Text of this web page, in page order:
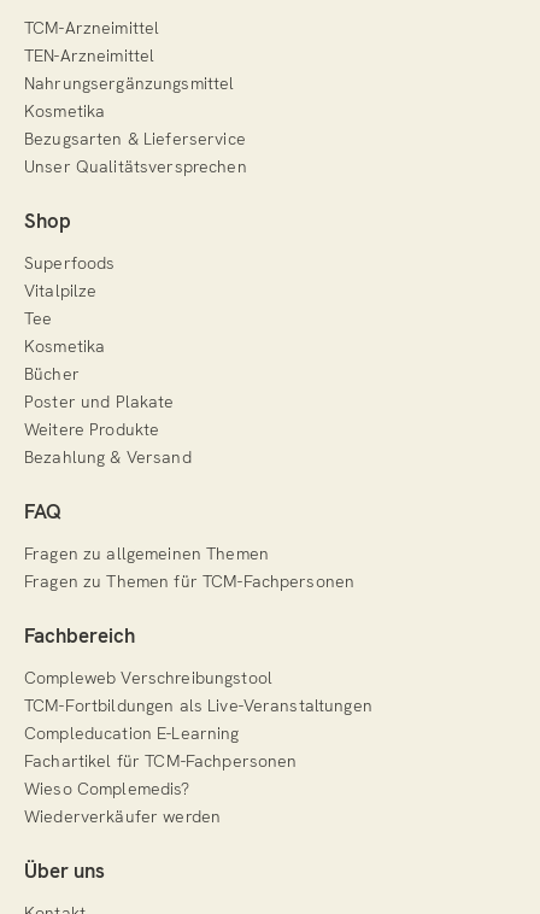
TCM-Arzneimittel
TEN-Arzneimittel
Nahrungsergänzungsmittel
Kosmetika
Bezugsarten & Lieferservice
Unser Qualitätsversprechen
Shop
Superfoods
Vitalpilze
Tee
Kosmetika
Bücher
Poster und Plakate
Weitere Produkte
Bezahlung & Versand
FAQ
Fragen zu allgemeinen Themen
Fragen zu Themen für TCM-Fachpersonen
Fachbereich
Compleweb Verschreibungstool
TCM-Fortbildungen als Live-Veranstaltungen
Compleducation E-Learning
Fachartikel für TCM-Fachpersonen
Wieso Complemedis?
Wiederverkäufer werden
Über uns